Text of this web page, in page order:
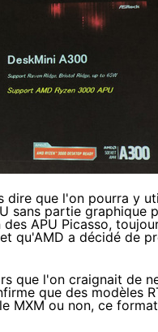
dire que l'on pourra y
sans partie graphique
APU Picasso,
qu'AMD a décidé de
que l'on craignait de
que des modèles
MXM ou non, ce